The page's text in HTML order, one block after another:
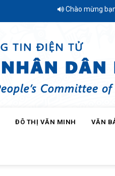
Chào mừng bạn đến với
ĐÔ THỊ VĂN MINH VĂN